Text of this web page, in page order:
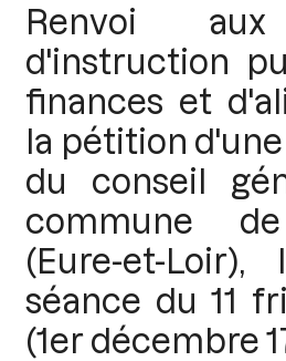
Renvoi
d'instruction
finances et
la pétition
du conseil
commune
(Eure-et-
séance du 11
(1er décembre